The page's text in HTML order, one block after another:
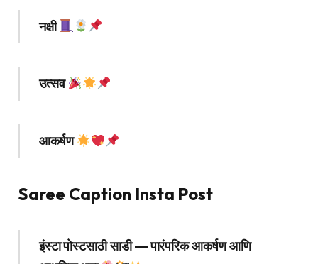
नक्षी
उत्सव
आकर्षण
Saree Caption Insta Post
इंस्टा पोस्टसाठी साडी — पारंपरिक आकर्षण आणि